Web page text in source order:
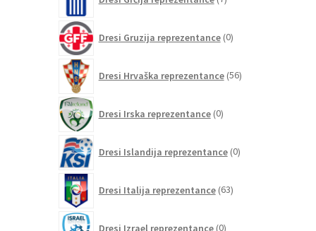
izdelkov
Dresi Gruzija reprezentance 0izdelkov
Dresi Hrvaška reprezentance 56izdelkov
Dresi Irska reprezentance 0izdelkov
Dresi Islandija reprezentance 0izdelkov
Dresi Italija reprezentance 63izdelkov
Dresi Izrael reprezentance 0